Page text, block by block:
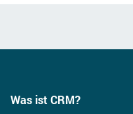
Was ist CRM?